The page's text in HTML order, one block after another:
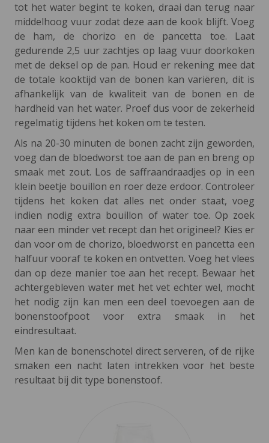
tot het water begint te koken, draai dan terug naar
middelhoog vuur zodat deze aan de kook blijft. Voeg
de ham, de chorizo en de pancetta toe. Laat
gedurende 2,5 uur zachtjes op laag vuur doorkoken
met de deksel op de pan. Houd er rekening mee dat
de totale kooktijd van de bonen kan variëren, dit is
afhankelijk van de kwaliteit van de bonen en de
hardheid van het water. Proef dus voor de zekerheid
regelmatig tijdens het koken om te testen.
Als na 20-30 minuten de bonen zacht zijn geworden,
voeg dan de bloedworst toe aan de pan en breng op
smaak met zout. Los de saffraandraadjes op in een
klein beetje bouillon en roer deze erdoor. Controleer
tijdens het koken dat alles net onder staat, voeg
indien nodig extra bouillon of water toe. Op zoek
naar een minder vet recept dan het origineel? Kies er
dan voor om de chorizo, bloedworst en pancetta een
halfuur vooraf te koken en ontvetten. Voeg het vlees
dan op deze manier toe aan het recept. Bewaar het
achtergebleven water met het vet echter wel, mocht
het nodig zijn kan men een deel toevoegen aan de
bonenstoofpoot voor extra smaak in het
eindresultaat.
Men kan de bonenschotel direct serveren, of de rijke
smaken een nacht laten intrekken voor het beste
resultaat bij dit type bonenstoof.